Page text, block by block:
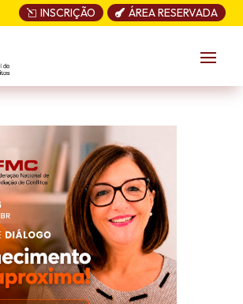
l INSCRIÇÃO  ÁREA RESERVADA